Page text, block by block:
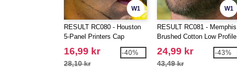
W1
RESULT RC080 - Houston
5-Panel Printers Cap
16,99 kr
28,10 kr
-40%
W1
RESULT RC081 - Memphis
Brushed Cotton Low Profile
Cap
24,99 kr
43,49 kr
-43%